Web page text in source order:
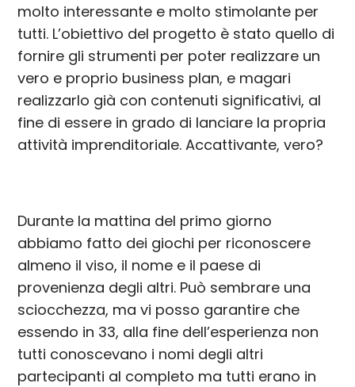
molto interessante e molto stimolante per
tutti. L’obiettivo del progetto è stato quello di
fornire gli strumenti per poter realizzare un
vero e proprio business plan, e magari
realizzarlo già con contenuti significativi, al
fine di essere in grado di lanciare la propria
attività imprenditoriale. Accattivante, vero?
Durante la mattina del primo giorno
abbiamo fatto dei giochi per riconoscere
almeno il viso, il nome e il paese di
provenienza degli altri. Può sembrare una
sciocchezza, ma vi posso garantire che
essendo in 33, alla fine dell’esperienza non
tutti conoscevano i nomi degli altri
partecipanti al completo ma tutti erano in